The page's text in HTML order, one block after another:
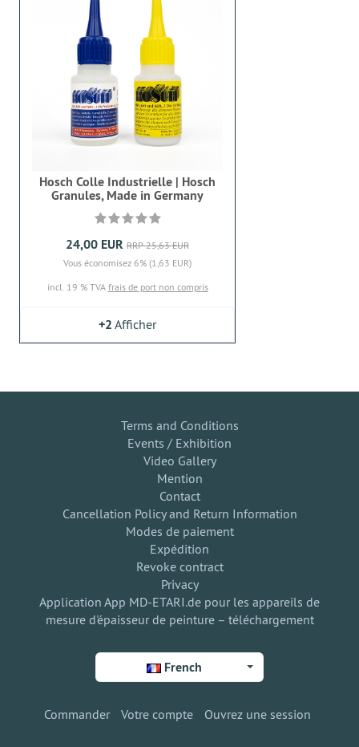
Hosch Colle Industrielle | Hosch
Granules, Made in Germany
24,00 EUR RRP 25,63 EUR
Vous économisez 6% (1,63 EUR)
incl. 19 % TVA frais de port non compris
+2 Afficher
Terms and Conditions
Events / Exhibition
Video Gallery
Mention
Contact
Cancellation Policy and Return Information
Modes de paiement
Expédition
Revoke contract
Privacy
Application App MD-ETARI.de pour les appareils de
mesure d'épaisseur de peinture – téléchargement
French
Commander Votre compte Ouvrez une session